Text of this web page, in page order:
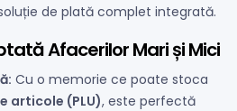
de plată complet integrată.
Afacerilor Mari și Mici
Cu o memorie ce poate stoca
articole (PLU), este perfectă